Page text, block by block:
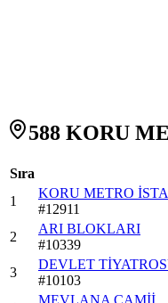
588 KORU
Sıra
1
KORU METRO
#12911
2
ARI BLOKLARI
#10339
3
DEVLET
#10103
MEVLANA CAMİİ